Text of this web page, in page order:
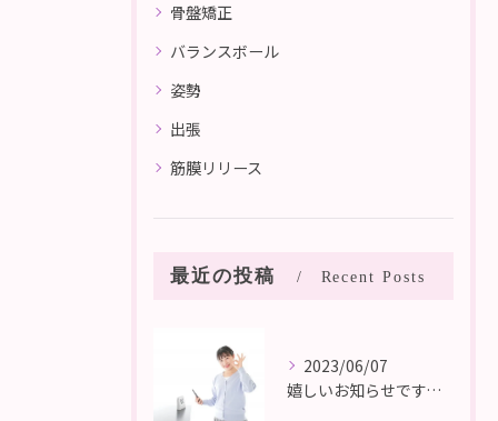
骨盤矯正
バランスボール
姿勢
出張
筋膜リリース
最近の投稿 Recent Posts
2023/06/07
嬉しいお知らせです。[公式LINEショップカードが登場しました！]